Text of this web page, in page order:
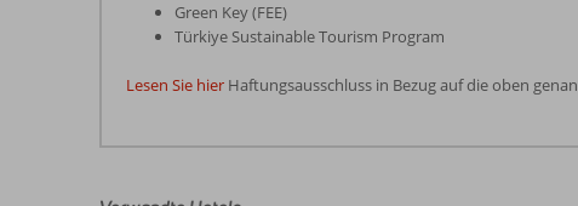
Green Key (FEE)
Türkiye Sustainable Tourism Program
Lesen Sie hier Haftungsausschluss in Bezug auf die oben